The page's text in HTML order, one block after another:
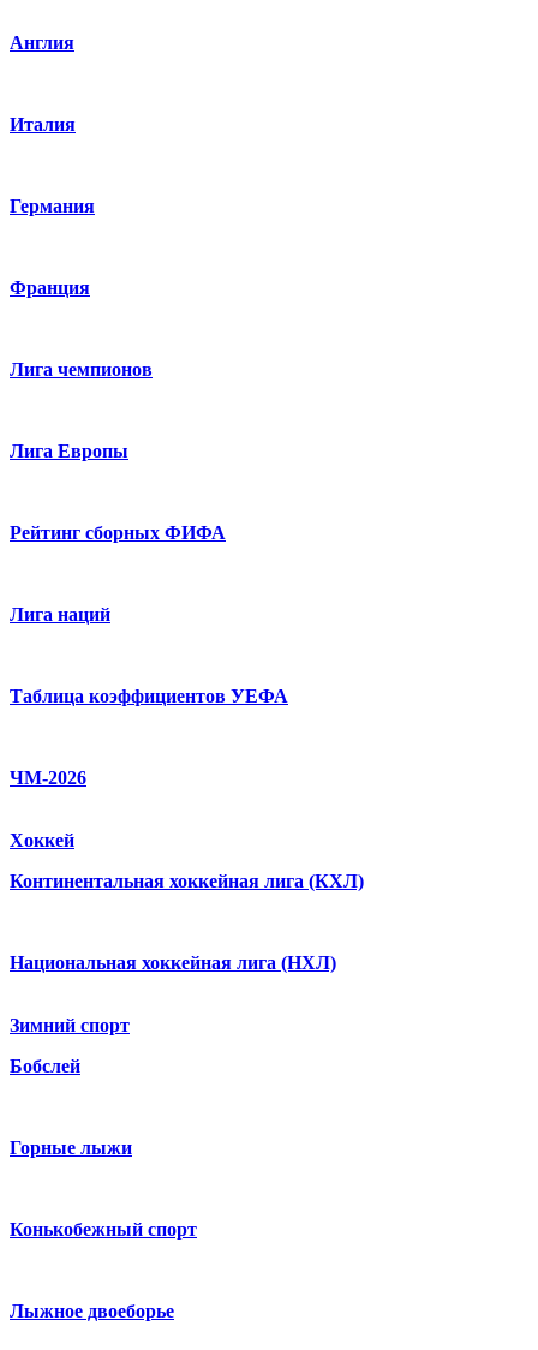
Англия
Италия
Германия
Франция
Лига чемпионов
Лига Европы
Рейтинг сборных ФИФА
Лига наций
Таблица коэффициентов УЕФА
ЧМ-2026
Хоккей
Континентальная хоккейная лига (КХЛ)
Национальная хоккейная лига (НХЛ)
Зимний спорт
Бобслей
Горные лыжи
Конькобежный спорт
Лыжное двоеборье